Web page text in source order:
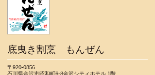
底曳き割烹 もんぜん
〒920-0856
石川県金沢市昭和町6-8金沢シティホテル 1階